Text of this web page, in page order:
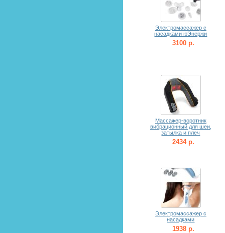
Электромассажер с
насадками юЭнержи
3100 р.
Массажер-воротник
вибрационный для шеи,
затылка и плеч
2434 р.
Электромассажер с
насадками
1938 р.